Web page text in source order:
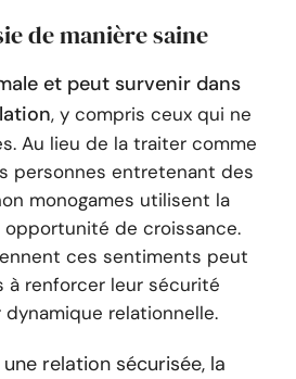
de manière saine
et peut survenir dans
, y compris ceux qui ne
Au lieu de la traiter comme
personnes entretenant des
monogames utilisent la
opportunité de croissance.
ces sentiments peut
à renforcer leur sécurité
relationnelle.
relation sécurisée, la